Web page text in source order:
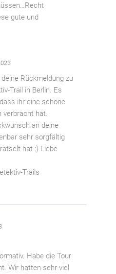
gute und
Rückmeldung zu
Trail in Berlin. Es
ihr eine schöne
verbracht hat.
an deine
sehr sorgfältig
hat :) Liebe
Trails
Habe die Tour
Wir hatten sehr viel